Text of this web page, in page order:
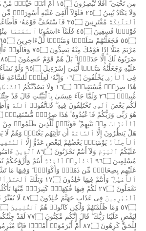
مِن تَحْتِىٓ أَفَلَا تُبْصِرُونَ ١٥۝ أَمْ أَنَا۠ خَيْرٌۭ مِّنْ
وَلَا يَكَادُ يُبِينُ ٢٥۝ فَلَوْلَآ أُلْقِىَ عَلَيْهِ أَسْوِرَةٌۭ مِّن
ٱلْمَلَٰٓئِكَةُ مُقْتَرِنِينَ ٣٥۝ فَٱسْتَخَفَّ قَوْمَهُۥ
قَوْمًۭا فَٰسِقِينَ ٤٥۝ فَلَمَّآ ءَاسَفُونَا ٱنتَقَمْنَا
٥٥۝ فَجَعَلْنَٰهُمْ سَلَفًۭا وَمَثَلًۭا لِّلْءَاخِرِينَ
مَرْيَمَ مَثَلًا إِذَا قَوْمُكَ مِنْهُ يَصِدُّونَ ٧٥۝ وَقَالُوٓا۟
ضَرَبُوهُ لَكَ إِلَّا جَدَلًۢا بَلْ هُمْ قَوْمٌ خَصِمُونَ ٨٥۝
عَلَيْهِ وَجَعَلْنَٰهُ مَثَلًۭا لِّبَنِىٓ إِسْرَٰٓءِيلَ ٩٥۝ وَلَوْ نَشَآءُ
فِى ٱلْأَرْضِ يَخْلُفُونَ ٠٦۝ وَإِنَّهُۥ لَعِلْمٌۭ لِّلسَّاعَةِ
هَٰذَا صِرَٰطٌۭ مُّسْتَقِيمٌۭ ١٦۝ وَلَا يَصُدَّنَّكُمُ
مُّبِينٌۭ ٢٦۝ وَلَمَّا جَآءَ عِيسَىٰ بِٱلْبَيِّنَٰتِ قَالَ قَدْ
لَكُم بَعْضَ ٱلَّذِى تَخْتَلِفُونَ فِيهِ فَٱتَّقُوا۟ ٱللَّهَ
هُوَ رَبِّى وَرَبُّكُمْ فَٱعْبُدُوهُ هَٰذَا صِرَٰطٌۭ مُّسْتَقِيمٌۭ
ٱلْأَحْزَابُ مِنۢ بَيْنِهِمْ فَوَيْلٌۭ لِّلَّذِينَ ظَلَمُوا۟ مِنْ
هَلْ يَنظُرُونَ إِلَّا ٱلسَّاعَةَ أَن تَأْتِيَهُم بَغْتَةًۭ وَهُمْ لَا
ٱلْأَخِلَّآءُ يَوْمَئِذٍۭ بَعْضُهُمْ لِبَعْضٍ عَدُوٌّ إِلَّا
عَلَيْكُمُ ٱلْيَوْمَ وَلَآ أَنتُمْ تَحْزَنُونَ ٨٦۝ ٱلَّذِينَ
مُسْلِمِينَ ٩٦۝ ٱدْخُلُوا۟ ٱلْجَنَّةَ أَنتُمْ وَأَزْوَٰجُكُمْ
عَلَيْهِم بِصِحَافٍۢ مِّن ذَهَبٍۢ وَأَكْوَابٍۢ وَفِيهَا مَا
ٱلْأَعْيُنُ وَأَنتُمْ فِيهَا خَٰلِدُونَ ١٧۝ وَتِلْكَ ٱلْجَنَّةُ
تَعْمَلُونَ ٢٧۝ لَكُمْ فِيهَا فَٰكِهَةٌۭ كَثِيرَةٌۭ مِّنْهَا
ٱلْمُجْرِمِينَ فِى عَذَابِ جَهَنَّمَ خَٰلِدُونَ ٤٧۝ لَا يُفَتَّرُ
٥٧۝ وَمَا ظَلَمْنَٰهُمْ وَلَٰكِن كَانُوا۟ هُمُ ٱلظَّٰلِمِينَ
لِيَقْضِ عَلَيْنَا رَبُّكَ قَالَ إِنَّكُم مَّٰكِثُونَ ٧٧۝ لَقَدْ
لِلْحَقِّ كَٰرِهُونَ ٨٧۝ أَمْ أَبْرَمُوٓا۟ أَمْرًۭا فَإِنَّا